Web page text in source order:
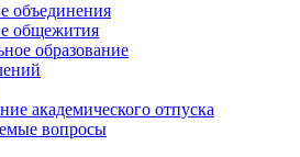
объединения
общежития
образование
академического отпуска
вопросы